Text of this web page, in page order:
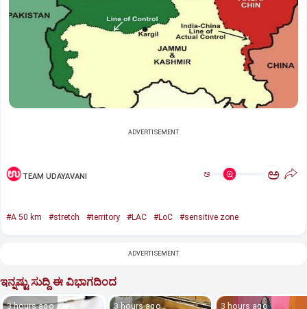
ADVERTISEMENT
TEAM UDAYAVANI ಅ ಅ
#A 50 km #stretch #territory #LAC #LoC #sensitive zone
ADVERTISEMENT
ಇನ್ನಷ್ಟು ಸುದ್ದಿ ಈ ವಿಭಾಗದಿಂದ
3 hours ago 3 hours ago 3 hours ago